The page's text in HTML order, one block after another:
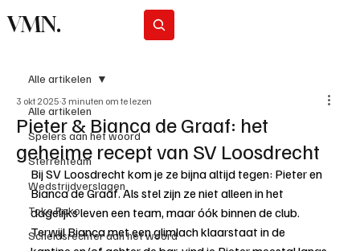
VMN.
Alle artikelen
Spelers aan het woord
Sterrenteam
Wedstrijdverslagen
Toko Roko
Scheidsrechter aan het woord
Alle artikelen
Pieter & Bianca de Graaf: het
geheime recept van SV Loosdrecht
3 okt 2025 3 minuten om te lezen
Bij SV Loosdrecht kom je ze bijna altijd tegen: Pieter en
Bianca de Graaf. Als stel zijn ze niet alleen in het
dagelijks leven een team, maar óók binnen de club.
Terwijl Bianca met een glimlach klaarstaat in de